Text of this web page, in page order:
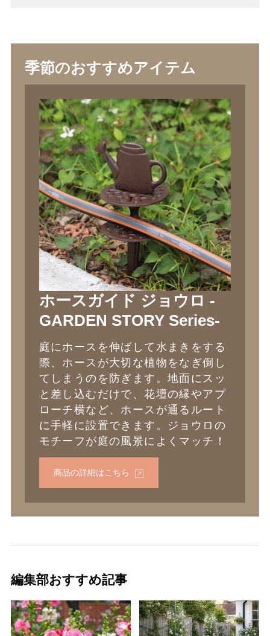
季節のおすすめアイテム
ホースガイド ジョウロ -
GARDEN STORY Series-
庭にホースを伸ばして水まきをする
際、ホースが大切な植物をなぎ倒し
てしまうのを防ぎます。地面にスッ
と差し込むだけで、花壇の縁やアプ
ローチ横など、ホースが通るルート
に手軽に設置できます。ジョウロの
モチーフが庭の風景によくマッチ！
商品の詳細はこちら
編集部おすすめ記事